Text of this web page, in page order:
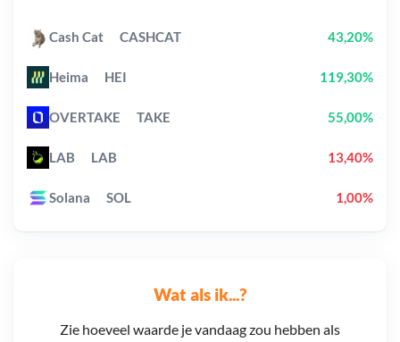
Wat als ik...?
Zie hoeveel waarde je vandaag zou hebben als
Cash Cat CASHCAT 43,20%
Heima HEI 119,30%
OVERTAKE TAKE 55,00%
LAB LAB 13,40%
Solana SOL 1,00%